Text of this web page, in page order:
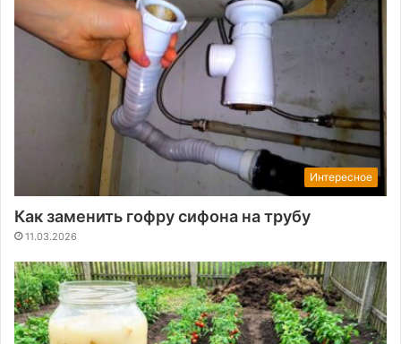
Интересное
Как заменить гофру сифона на трубу
11.03.2026